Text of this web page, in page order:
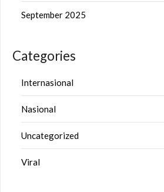
September 2025
Categories
Internasional
Nasional
Uncategorized
Viral